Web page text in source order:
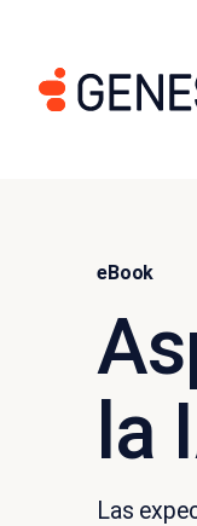
eBook
la
Las